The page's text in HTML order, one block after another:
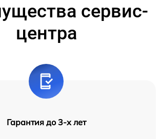
сервис-
центра
Гарантия до 3-х лет